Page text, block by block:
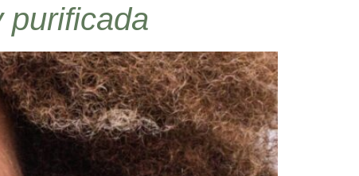
purificada